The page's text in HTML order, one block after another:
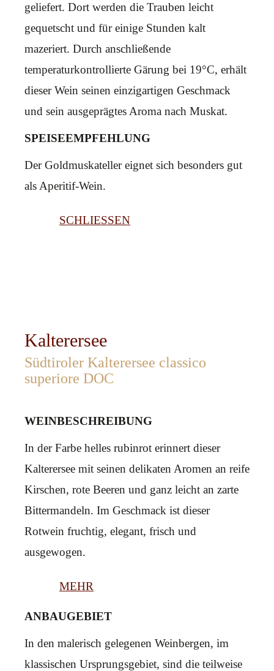
geliefert. Dort werden die Trauben leicht
gequetscht und für einige Stunden kalt
mazeriert. Durch anschließende
temperaturkontrollierte Gärung bei 19°C, erhält
dieser Wein seinen einzigartigen Geschmack
und sein ausgeprägtes Aroma nach Muskat.
SPEISEEMPFEHLUNG
Der Goldmuskateller eignet sich besonders gut
als Aperitif-Wein.
SCHLIESSEN
Kalterersee
Südtiroler Kalterersee classico
superiore DOC
WEINBESCHREIBUNG
In der Farbe helles rubinrot erinnert dieser
Kalterersee mit seinen delikaten Aromen an reife
Kirschen, rote Beeren und ganz leicht an zarte
Bittermandeln. Im Geschmack ist dieser
Rotwein fruchtig, elegant, frisch und
ausgewogen.
MEHR
ANBAUGEBIET
In den malerisch gelegenen Weinbergen, im
klassischen Ursprungsgebiet, sind die teilweise